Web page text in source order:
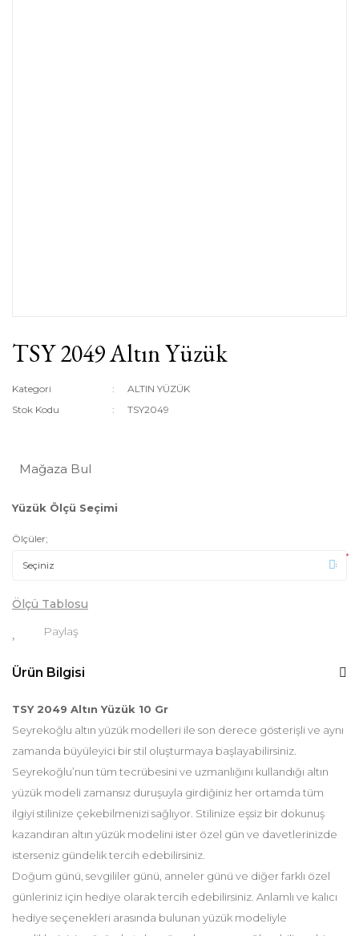
TSY 2049 Altın Yüzük
Kategori
ALTIN YÜZÜK
Stok Kodu
TSY2049
Mağaza Bul
Yüzük Ölçü Seçimi
Ölçüler;
*
Ölçü Tablosu
Paylaş
Ürün Bilgisi
TSY 2049 Altın Yüzük 10 Gr
Seyrekoğlu altın yüzük modelleri ile son derece gösterişli ve aynı
zamanda büyüleyici bir stil oluşturmaya başlayabilirsiniz.
Seyrekoğlu’nun tüm tecrübesini ve uzmanlığını kullandığı altın
yüzük modeli zamansız duruşuyla girdiğiniz her ortamda tüm
ilgiyi stilinize çekebilmenizi sağlıyor. Stilinize eşsiz bir dokunuş
kazandıran altın yüzük modelini ister özel gün ve davetlerinizde
isterseniz gündelik tercih edebilirsiniz.
Doğum günü, sevgililer günü, anneler günü ve diğer farklı özel
günleriniz için hediye olarak tercih edebilirsiniz. Anlamlı ve kalıcı
hediye seçenekleri arasında bulunan yüzük modeliyle